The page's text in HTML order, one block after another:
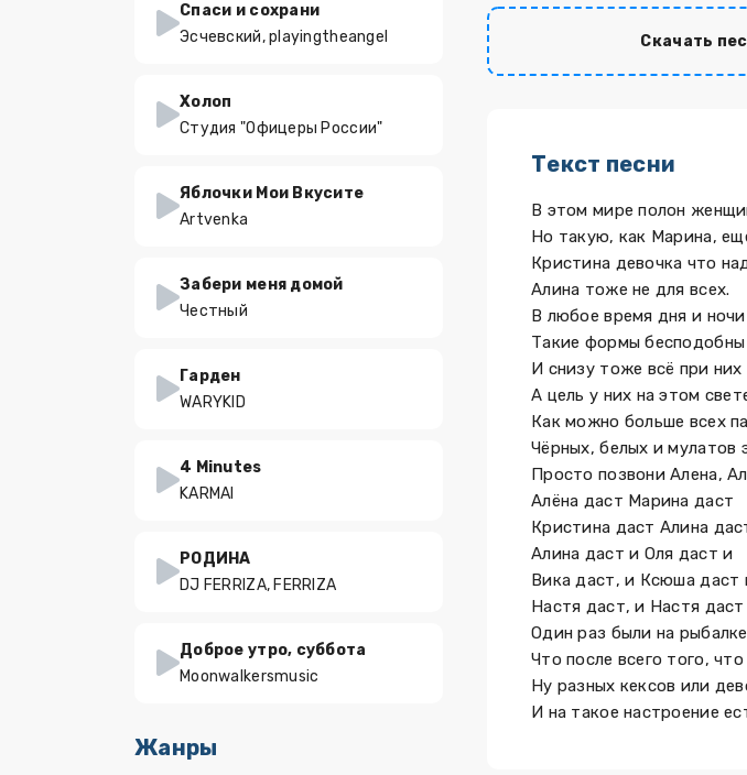
Скачать
Текст песни
В этом мире полон
Но такую, как Марина,
Кристина девочка что
Алина тоже не для всех.
В любое время дня и
Такие формы бесподобны
И снизу тоже всё при них
А цель у них на этом
Как можно больше всех
Чёрных, белых и мулатов
Просто позвони Алена,
Алёна даст Марина даст
Кристина даст Алина
Алина даст и Оля даст и
Вика даст, и Ксюша даст
Настя даст, и Настя
Один раз были на
Что после всего того,
Ну разных кексов или
И на такое настроение
Спаси и сохрани
Эсчевский, playingtheangel
Холоп
Студия "Офицеры России"
Яблочки Мои Вкусите
Artvenka
Забери меня домой
Честный
Гарден
WARYKID
4 Minutes
KARMAI
РОДИНА
DJ FERRIZA, FERRIZA
Доброе утро, суббота
Moonwalkersmusic
Жанры